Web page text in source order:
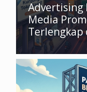
Advertising
Media
Terlengkap